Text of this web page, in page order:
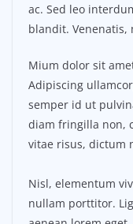
ac. Sed leo
blandit. Venenatis,
Mium dolor sit
Adipiscing
semper id ut
diam fringilla non,
vitae risus, dictum
Nisl, elementum
nullam porttitor.